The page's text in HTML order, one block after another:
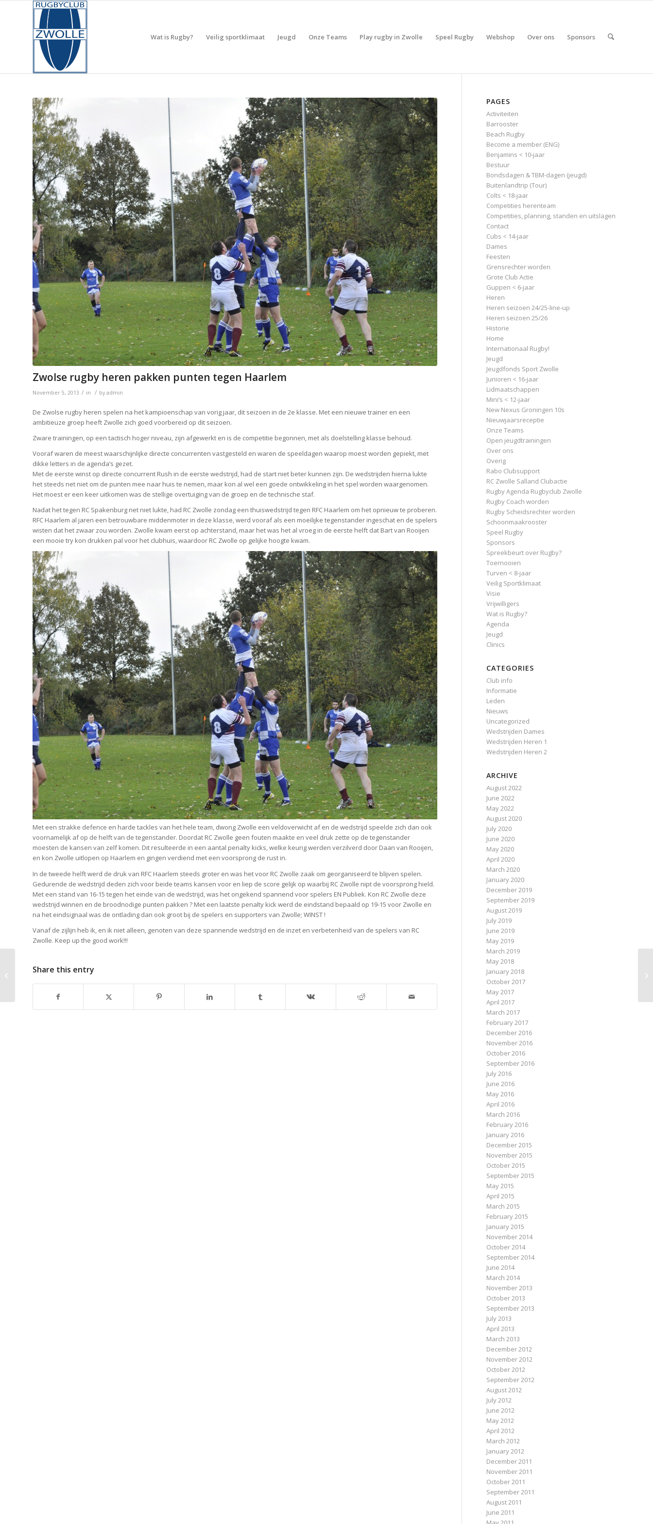
Wat is Rugby? Veilig sportklimaat Jeugd Onze Teams Play rugby in Zwolle Speel Rugby Webshop Over ons Sponsors
Zwolse rugby heren pakken punten tegen Haarlem
November 5, 2013 / in / by admin
De Zwolse rugby heren spelen na het kampioenschap van vorig jaar, dit seizoen in de 2e klasse. Met een nieuwe trainer en een
ambitieuze groep heeft Zwolle zich goed voorbereid op dit seizoen.
Zware trainingen, op een tactisch hoger niveau, zijn afgewerkt en is de competitie begonnen, met als doelstelling klasse behoud.
Vooraf waren de meest waarschijnlijke directe concurrenten vastgesteld en waren de speeldagen waarop moest worden gepiekt, met
dikke letters in de agenda’s gezet.
Met de eerste winst op directe concurrent Rush in de eerste wedstrijd, had de start niet beter kunnen zijn. De wedstrijden hierna lukte
het steeds net niet om de punten mee naar huis te nemen, maar kon al wel een goede ontwikkeling in het spel worden waargenomen.
Het moest er een keer uitkomen was de stellige overtuiging van de groep en de technische staf.
Nadat het tegen RC Spakenburg net niet lukte, had RC Zwolle zondag een thuiswedstrijd tegen RFC Haarlem om het opnieuw te proberen.
RFC Haarlem al jaren een betrouwbare middenmoter in deze klasse, werd vooraf als een moeilijke tegenstander ingeschat en de spelers
wisten dat het zwaar zou worden. Zwolle kwam eerst op achterstand, maar het was het al vroeg in de eerste helft dat Bart van Rooijen
een mooie try kon drukken pal voor het clubhuis, waardoor RC Zwolle op gelijke hoogte kwam.
Met een strakke defence en harde tackles van het hele team, dwong Zwolle een veldoverwicht af en de wedstrijd speelde zich dan ook
voornamelijk af op de helft van de tegenstander. Doordat RC Zwolle geen fouten maakte en veel druk zette op de tegenstander
moesten de kansen van zelf komen. Dit resulteerde in een aantal penalty kicks, welke keurig werden verzilverd door Daan van Rooijen,
en kon Zwolle uitlopen op Haarlem en gingen verdiend met een voorsprong de rust in.
In de tweede helft werd de druk van RFC Haarlem steeds groter en was het voor RC Zwolle zaak om georganiseerd te blijven spelen.
Gedurende de wedstrijd deden zich voor beide teams kansen voor en liep de score gelijk op waarbij RC Zwolle nipt de voorsprong hield.
Met een stand van 16-15 tegen het einde van de wedstrijd, was het ongekend spannend voor spelers EN Publiek. Kon RC Zwolle deze
wedstrijd winnen en de broodnodige punten pakken ? Met een laatste penalty kick werd de eindstand bepaald op 19-15 voor Zwolle en
na het eindsignaal was de ontlading dan ook groot bij de spelers en supporters van Zwolle; WINST !
Vanaf de zijlijn heb ik, en ik niet alleen, genoten van deze spannende wedstrijd en de inzet en verbetenheid van de spelers van RC
Zwolle. Keep up the good work!!!
Share this entry
PAGES
Activiteiten
Barrooster
Beach Rugby
Become a member (ENG)
Benjamins < 10-jaar
Bestuur
Bondsdagen & TBM-dagen (jeugd)
Buitenlandtrip (Tour)
Colts < 18-jaar
Competities herenteam
Competities, planning, standen en uitslagen
Contact
Cubs < 14-jaar
Dames
Feesten
Grensrechter worden
Grote Club Actie
Guppen < 6-jaar
Heren
Heren seizoen 24/25-line-up
Heren seizoen 25/26
Historie
Home
Internationaal Rugby!
Jeugd
Jeugdfonds Sport Zwolle
Junioren < 16-jaar
Lidmaatschappen
Mini’s < 12-jaar
New Nexus Groningen 10s
Nieuwjaarsreceptie
Onze Teams
Open jeugdtrainingen
Over ons
Overig
Rabo Clubsupport
RC Zwolle Salland Clubactie
Rugby Agenda Rugbyclub Zwolle
Rugby Coach worden
Rugby Scheidsrechter worden
Schoonmaakrooster
Speel Rugby
Sponsors
Spreekbeurt over Rugby?
Toernooien
Turven < 8-jaar
Veilig Sportklimaat
Visie
Vrijwilligers
Wat is Rugby?
Agenda
Jeugd
Clinics
CATEGORIES
Club info
Informatie
Leden
Nieuws
Uncategorized
Wedstrijden Dames
Wedstrijden Heren 1
Wedstrijden Heren 2
ARCHIVE
August 2022
June 2022
May 2022
August 2020
July 2020
June 2020
May 2020
April 2020
March 2020
January 2020
December 2019
September 2019
August 2019
July 2019
June 2019
May 2019
March 2019
May 2018
January 2018
October 2017
May 2017
April 2017
March 2017
February 2017
December 2016
November 2016
October 2016
September 2016
July 2016
June 2016
May 2016
April 2016
March 2016
February 2016
January 2016
December 2015
November 2015
October 2015
September 2015
May 2015
April 2015
March 2015
February 2015
January 2015
November 2014
October 2014
September 2014
June 2014
March 2014
November 2013
October 2013
September 2013
July 2013
April 2013
March 2013
December 2012
November 2012
October 2012
September 2012
August 2012
July 2012
June 2012
May 2012
April 2012
March 2012
January 2012
December 2011
November 2011
October 2011
September 2011
August 2011
June 2011
Mossels